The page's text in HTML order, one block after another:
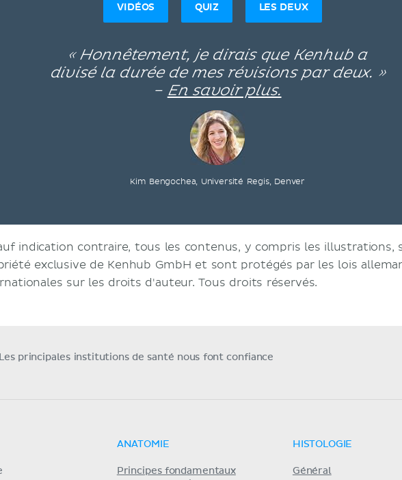
VIDÉOS QUIZ LES DEUX
« Honnêtement, je dirais que Kenhub a
divisé la durée de mes révisions par deux. »
– En savoir plus.
Kim Bengochea, Université Regis, Denver
indication contraire, tous les contenus, y compris les illustrations,
exclusive de Kenhub GmbH et sont protégés par les lois
sur les droits d'auteur. Tous droits réservés.
Les principales institutions de santé nous font confiance
ANATOMIE
Principes fondamentaux
HISTOLOGIE
Général